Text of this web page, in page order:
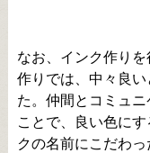
なお、インク作り
作りでは、中々良
た。仲間とコミュ
ことで、良い色に
クの名前にこだわ